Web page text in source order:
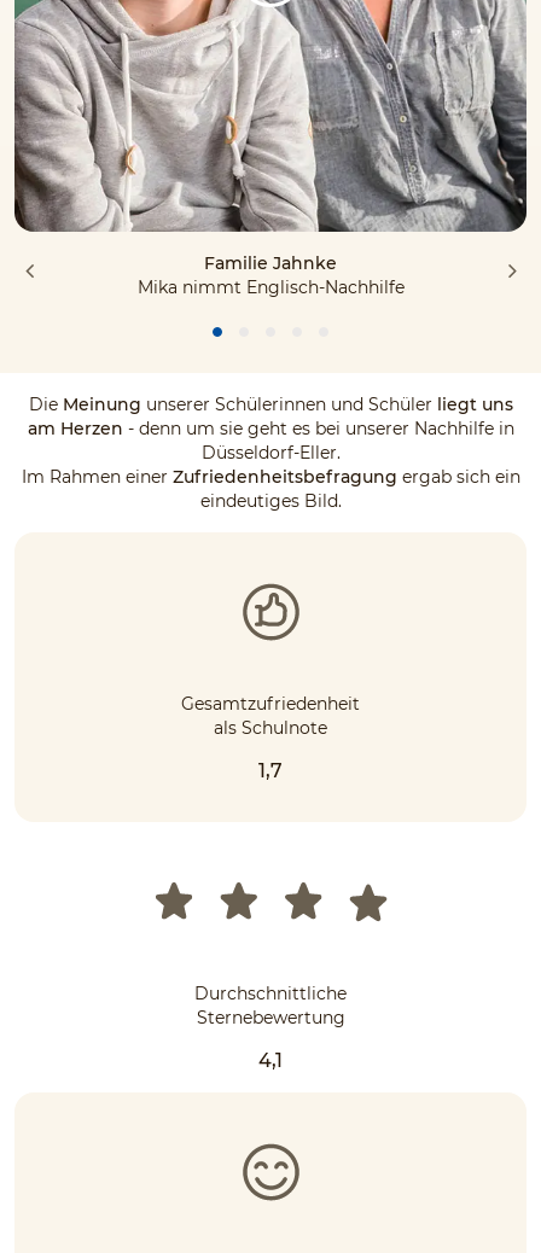
Familie Jahnke
Mika nimmt Englisch-Nachhilfe
Die Meinung unserer Schülerinnen und Schüler liegt uns
am Herzen - denn um sie geht es bei unserer Nachhilfe in
Düsseldorf-Eller.
Im Rahmen einer Zufriedenheitsbefragung ergab sich ein
eindeutiges Bild.
Gesamtzufriedenheit
als Schulnote
1,7
Durchschnittliche
Sternebewertung
4,1